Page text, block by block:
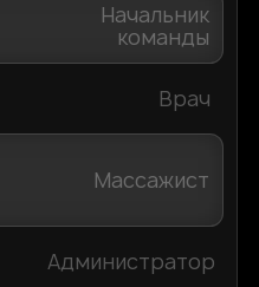
Начальник
команды
Врач
Массажист
Администратор